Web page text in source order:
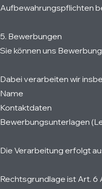
Aufbewahrungspflichten
5. Bewerbungen
Sie können uns
Dabei verarbeiten wir
Name
Kontaktdaten
Bewerbungsunterlagen
Die Verarbeitung erfolgt
Rechtsgrundlage ist Art. 6